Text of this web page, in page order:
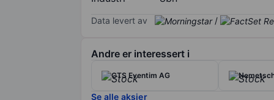
Data levert av /
Andre er interessert i
CTS Eventim AG
Se alle aksjer